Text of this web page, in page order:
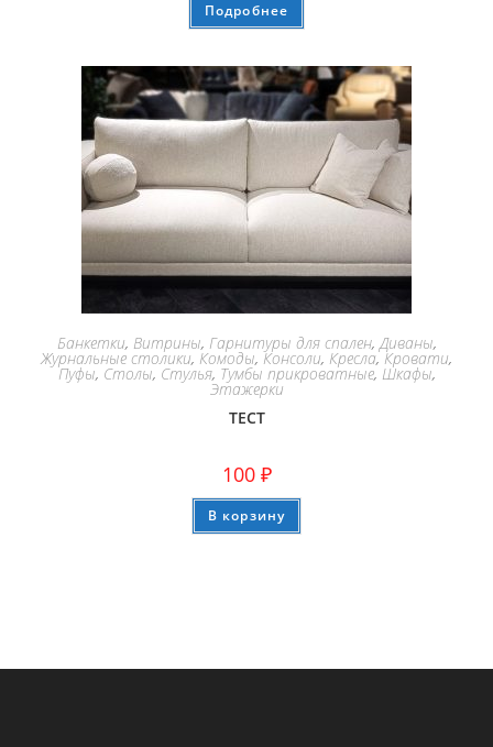
Подробнее
Банкетки, Витрины, Гарнитуры для спален, Диваны,
Журнальные столики, Комоды, Консоли, Кресла, Кровати,
Пуфы, Столы, Стулья, Тумбы прикроватные, Шкафы,
Этажерки
ТЕСТ
100 ₽
В корзину